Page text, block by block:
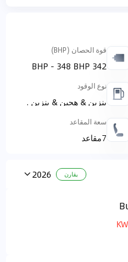
قوة الحصان (BHP)
342 BHP - 348 BHP
نوع الوقود
بنزين & هجين & بنزين .
سعة المقاعد
7مقاعد
يقارن 2026